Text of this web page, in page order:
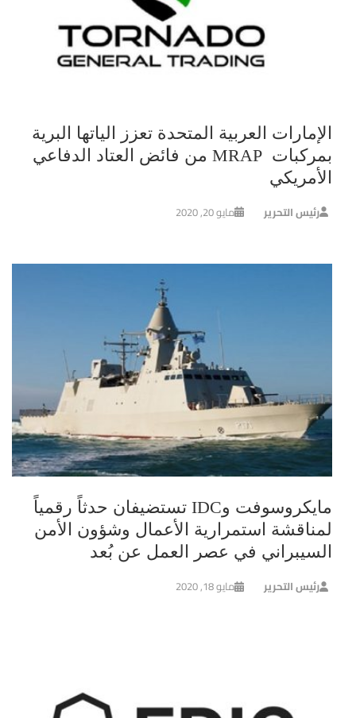
الإمارات العربية المتحدة تعزز الياتها البرية
بمركبات MRAP من فائض العتاد الدفاعي
الأمريكي
رئيس التحرير مايو 20, 2020
مايكروسوفت وIDC تستضيفان حدثاً رقمياً
لمناقشة استمرارية الأعمال وشؤون الأمن
السيبراني في عصر العمل عن بُعد
رئيس التحرير مايو 18, 2020